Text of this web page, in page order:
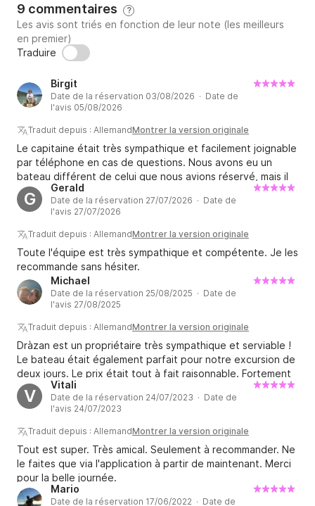
9 commentaires ?
Les avis sont triés en fonction de leur note (les meilleurs
en premier)
Traduire
Birgit
Date de la réservation 03/08/2026 · Date de
l'avis 05/08/2026
Traduit depuis : AllemandMontrer la version originale
Le capitaine était très sympathique et facilement joignable
par téléphone en cas de questions. Nous avons eu un
bateau différent de celui que nous avions réservé, mais il
était du même standing. On m'a présenté le bateau, nous
l'avons visité ensemble et, comme je suis novice, nous
avons fait un petit essai dans le port. Malheureusement, la
douche était hors service, mais elle devrait être réparée
prochainement. En résumé, une expérience formidable. Je
réserverais à nouveau sans hésiter.
G
Gerald
Date de la réservation 27/07/2026 · Date de
l'avis 27/07/2026
Traduit depuis : AllemandMontrer la version originale
Toute l'équipe est très sympathique et compétente. Je les
recommande sans hésiter.
Michael
Date de la réservation 25/08/2025 · Date de
l'avis 27/08/2025
Traduit depuis : AllemandMontrer la version originale
Dràzan est un propriétaire très sympathique et serviable !
Le bateau était également parfait pour notre excursion de
deux jours. Le prix était tout à fait raisonnable. Fortement
recommandé ! Merci Dràzan
V
Vitali
Date de la réservation 24/07/2023 · Date de
l'avis 24/07/2023
Traduit depuis : AllemandMontrer la version originale
Tout est super. Très amical. Seulement à recommander. Ne
le faites que via l'application à partir de maintenant. Merci
pour la belle journée.
Mario
Date de la réservation 17/06/2022 · Date de